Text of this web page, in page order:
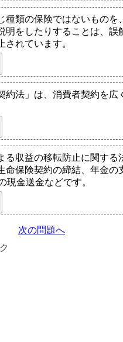
種類の保険ではないもの
明をしたりすることは、
されています。
約法」は、消費者契約を
る収益の移転防止に関す
命保険契約の締結、年金
現金送金などです。
次の問題へ